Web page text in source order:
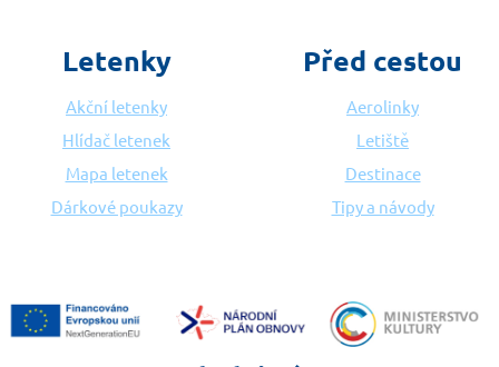
Letenky
Akční letenky
Hlídač letenek
Mapa letenek
Dárkové poukazy
Před cestou
Aerolinky
Letiště
Destinace
Tipy a návody